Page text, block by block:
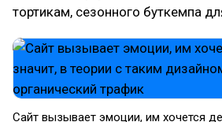
тортикам, сезонного буткемпа
Сайт вызывает эмоции, им хочется